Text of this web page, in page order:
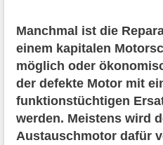
Manchmal ist die
einem kapitalen
möglich oder
der defekte Motor mit
funktionstüchtigen
werden. Meistens wird
Austauschmotor dafür